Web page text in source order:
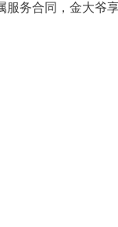
务合同，金大爷